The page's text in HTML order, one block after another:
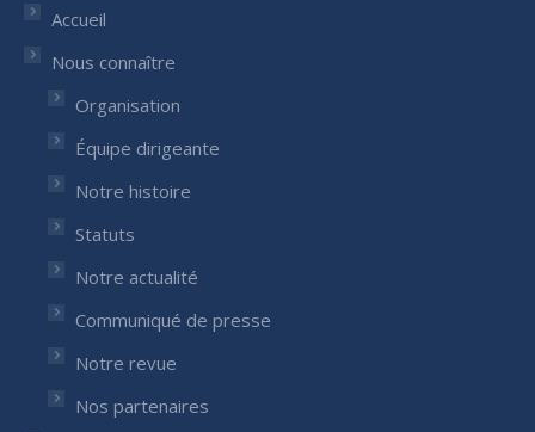
window
in
window
Accueil
Nous connaître
Organisation
Équipe dirigeante
Notre histoire
Statuts
Notre actualité
Communiqué de presse
Notre revue
Nos partenaires